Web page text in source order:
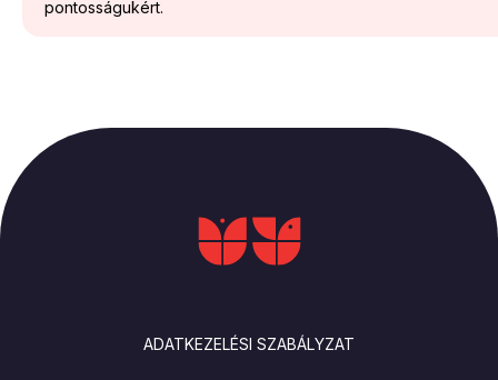
pontosságukért.
ADATKEZELÉSI SZABÁLYZAT